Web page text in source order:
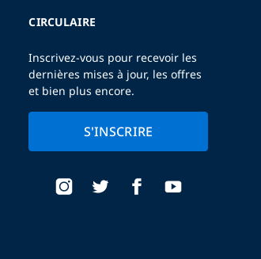
CIRCULAIRE
Inscrivez-vous pour recevoir les
dernières mises à jour, les offres
et bien plus encore.
S'INSCRIRE